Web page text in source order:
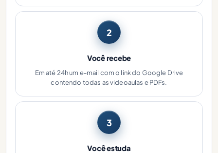
2
Você recebe
Em até 24h um e-mail com o link do Google Drive
contendo todas as videoaulas e PDFs.
3
Você estuda